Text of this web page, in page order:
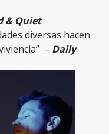
& Quiet
diversas hacen
– Daily